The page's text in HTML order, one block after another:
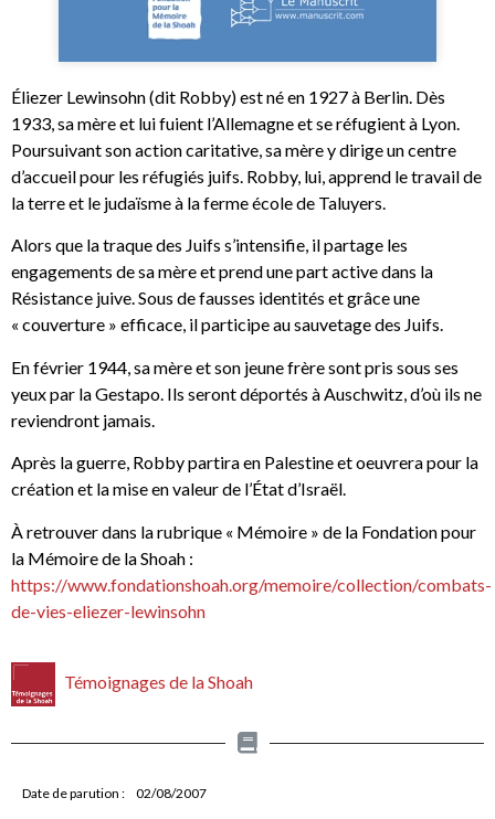
Éliezer Lewinsohn (dit Robby) est né en 1927 à Berlin. Dès
1933, sa mère et lui fuient l’Allemagne et se réfugient à Lyon.
Poursuivant son action caritative, sa mère y dirige un centre
d’accueil pour les réfugiés juifs. Robby, lui, apprend le travail de
la terre et le judaïsme à la ferme école de Taluyers.
Alors que la traque des Juifs s’intensifie, il partage les
engagements de sa mère et prend une part active dans la
Résistance juive. Sous de fausses identités et grâce une
« couverture » efficace, il participe au sauvetage des Juifs.
En février 1944, sa mère et son jeune frère sont pris sous ses
yeux par la Gestapo. Ils seront déportés à Auschwitz, d’où ils ne
reviendront jamais.
Après la guerre, Robby partira en Palestine et oeuvrera pour la
création et la mise en valeur de l’État d’Israël.
À retrouver dans la rubrique « Mémoire » de la Fondation pour
la Mémoire de la Shoah :
https://www.fondationshoah.org/memoire/collection/combats-
de-vies-eliezer-lewinsohn
Témoignages de la Shoah
Date de parution : 02/08/2007